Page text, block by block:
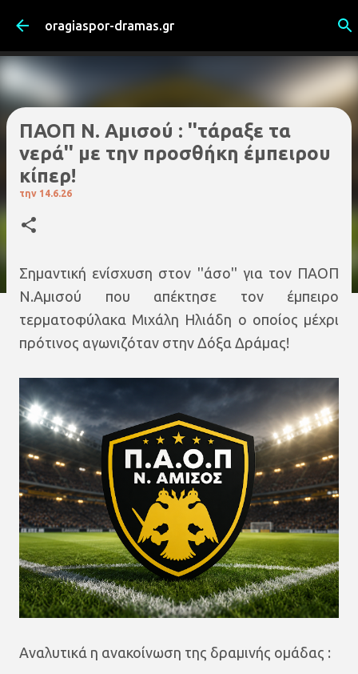
Μετάβαση στο κύριο περιεχόμενο
oragiaspor-dramas.gr
ΠΑΟΠ Ν. Αμισού : ''τάραξε τα
νερά'' με την προσθήκη έμπειρου
κίπερ!
την 14.6.26
Σημαντική ενίσχυση στον ''άσο'' για τον ΠΑΟΠ
Ν.Αμισού που απέκτησε τον έμπειρο
τερματοφύλακα Μιχάλη Ηλιάδη ο οποίος μέχρι
πρότινος αγωνιζόταν στην Δόξα Δράμας!
Αναλυτικά η ανακοίνωση της δραμινής ομάδας :